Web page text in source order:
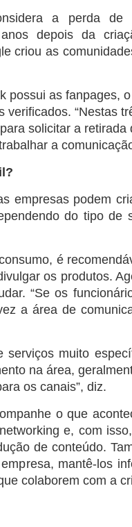
a perda de
depois da
criou as
possui as fanpages,
verificados. “Nestas
solicitar a retirada
a
empresas podem
do tipo de
é
os produtos.
“Se os
a área de
serviços muito
na área,
os canais”, diz.
o que
e, com
de conteúdo.
mantê-los
colaborem com a